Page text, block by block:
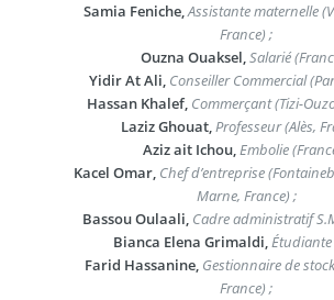
Samia Feniche,Assistante maternelle
France) ;
Ouzna Ouaksel,Salarié
Yidir At Ali, Conseiller Commercial
Hassan Khalef, Commerçant (Tizi-
Laziz Ghouat,Professeur (Alès,
Aziz ait Ichou,Embolie
Kacel Omar, Chef d’entreprise
Marne, France) ;
Bassou Oulaali, Cadre administratif
Bianca Elena Grimaldi,Étudiante
Farid Hassanine, Gestionnaire de
France) ;